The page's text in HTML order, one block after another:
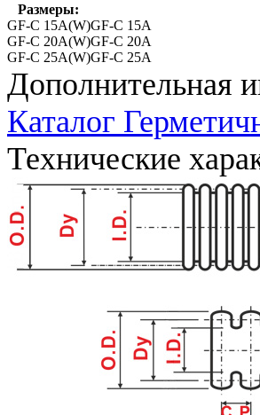
Размеры:
GF-C 15A(W)GF-C 15A
GF-C 20A(W)GF-C 20A
GF-C 25A(W)GF-C 25A
Дополнительная
Каталог
Технические